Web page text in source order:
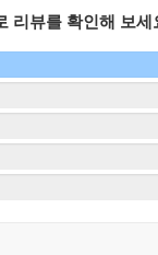
떻게든 간신히 이
. 그렇게 취약해
나, 둘이 열심히
느 누군가에게는
해볼 것들
경꾼이 되지 않는
을 자신의 삶에 초
는 사회 분위기 등
되고 각자도생이
해지는데 집단
리뷰를 확인해 보세